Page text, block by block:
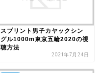
スプリント男子カヤックシン
グル1000m東京五輪2020の視
聴方法
2021年7月24日